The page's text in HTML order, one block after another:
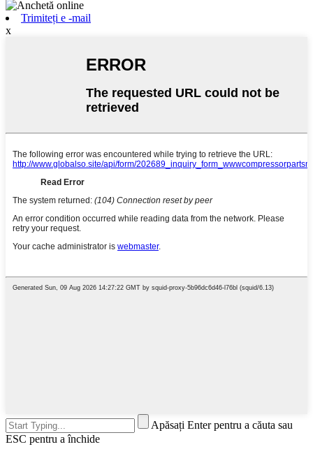
Trimiteți e -mail
x
Apăsați Enter pentru a căuta sau
ESC pentru a închide